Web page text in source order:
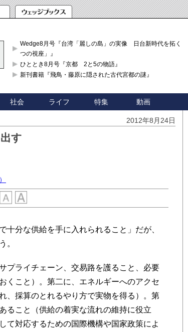
Wedge8月号『台湾「麗しの島」の実像 日台新時代を拓く「3
つの視座」』
ひととき8月号『京都 2と5の物語』
新刊書籍『飛鳥・藤原に隠された古代宮都の謎』
社会 ライフ 特集 動画
2012年8月24日
す
分な供給を手に入れられること」だが、
。
プライチェーン、交易路を護ること、必要
くこと）。第二に、エネルギーへのアクセ
、採算のとれるやり方で実物を得る）。第
ること（供給の着実な流れの維持に役立
て対応するための国際機構や国家政策によ